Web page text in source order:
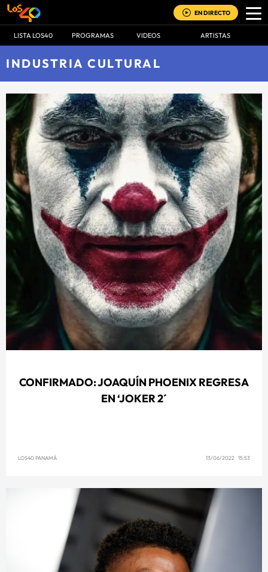
EN DIRECTO
LISTA LOS40 PROGRAMAS VIDEOS ARTISTAS
INDUSTRIA CULTURAL
CONFIRMADO: JOAQUÍN PHOENIX REGRESA
EN ‘JOKER 2´
LOS40 PANAMÁ 13/06/2022 15:53